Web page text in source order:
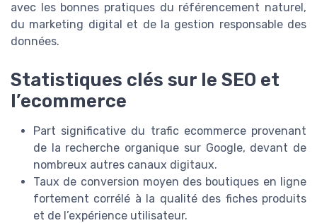
avec les bonnes pratiques du référencement naturel,
du marketing digital et de la gestion responsable des
données.
Statistiques clés sur le SEO et
l’ecommerce
Part significative du trafic ecommerce provenant
de la recherche organique sur Google, devant de
nombreux autres canaux digitaux.
Taux de conversion moyen des boutiques en ligne
fortement corrélé à la qualité des fiches produits
et de l’expérience utilisateur.